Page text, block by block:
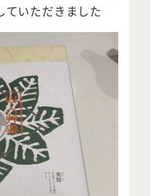
ていただきました